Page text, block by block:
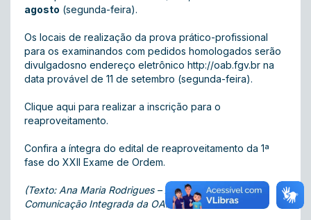
agosto (segunda-feira).
Os locais de realização da prova prático-profissional
para os examinandos com pedidos homologados serão
divulgadosno endereço eletrônico http://oab.fgv.br na
data provável de 11 de setembro (segunda-feira).
Clique aqui para realizar a inscrição para o
reaproveitamento.
Confira a íntegra do edital de reaproveitamento da 1ª
fase do XXII Exame de Ordem.
(Texto: Ana Maria Rodrigues – Assessoria de
Comunicação Integrada da OAB-GO)